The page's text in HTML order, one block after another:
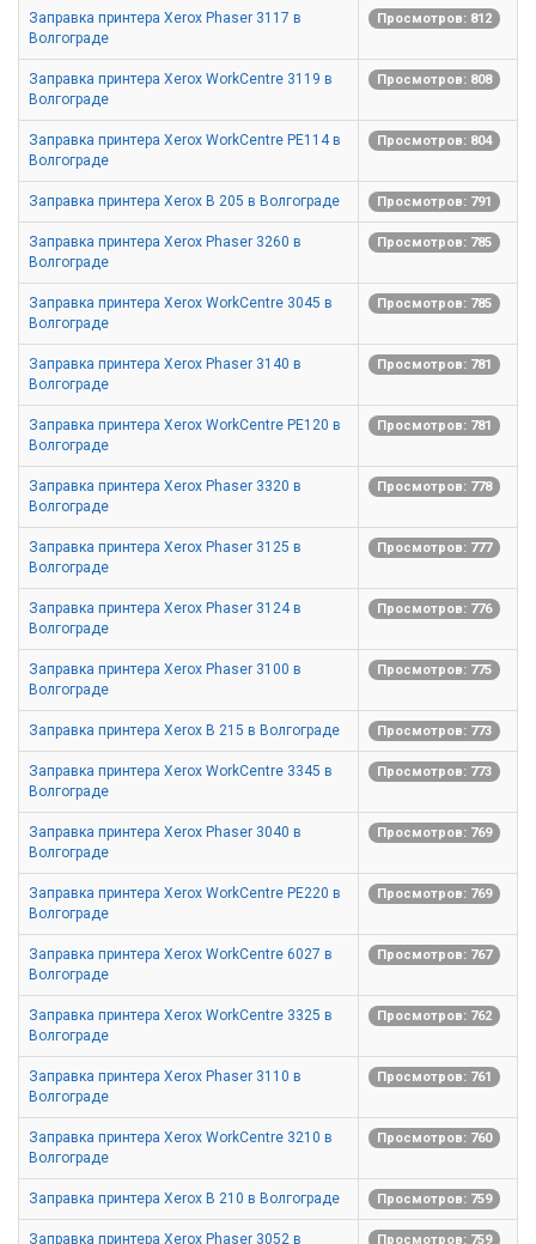
Заправка принтера Xerox Phaser 3117 в
Волгограде
Просмотров: 812
Заправка принтера Xerox WorkCentre 3119 в
Волгограде
Просмотров: 808
Заправка принтера Xerox WorkCentre PE114 в
Волгограде
Просмотров: 804
Заправка принтера Xerox B 205 в Волгограде Просмотров: 791
Заправка принтера Xerox Phaser 3260 в
Волгограде
Просмотров: 785
Заправка принтера Xerox WorkCentre 3045 в
Волгограде
Просмотров: 785
Заправка принтера Xerox Phaser 3140 в
Волгограде
Просмотров: 781
Заправка принтера Xerox WorkCentre PE120 в
Волгограде
Просмотров: 781
Заправка принтера Xerox Phaser 3320 в
Волгограде
Просмотров: 778
Заправка принтера Xerox Phaser 3125 в
Волгограде
Просмотров: 777
Заправка принтера Xerox Phaser 3124 в
Волгограде
Просмотров: 776
Заправка принтера Xerox Phaser 3100 в
Волгограде
Просмотров: 775
Заправка принтера Xerox B 215 в Волгограде Просмотров: 773
Заправка принтера Xerox WorkCentre 3345 в
Волгограде
Просмотров: 773
Заправка принтера Xerox Phaser 3040 в
Волгограде
Просмотров: 769
Заправка принтера Xerox WorkCentre PE220 в
Волгограде
Просмотров: 769
Заправка принтера Xerox WorkCentre 6027 в
Волгограде
Просмотров: 767
Заправка принтера Xerox WorkCentre 3325 в
Волгограде
Просмотров: 762
Заправка принтера Xerox Phaser 3110 в
Волгограде
Просмотров: 761
Заправка принтера Xerox WorkCentre 3210 в
Волгограде
Просмотров: 760
Заправка принтера Xerox B 210 в Волгограде Просмотров: 759
Заправка принтера Xerox Phaser 3052 в Просмотров: 759